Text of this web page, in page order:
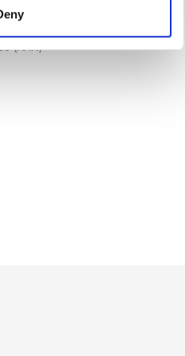
in our Privacy policy.
(ΧΧΝ)